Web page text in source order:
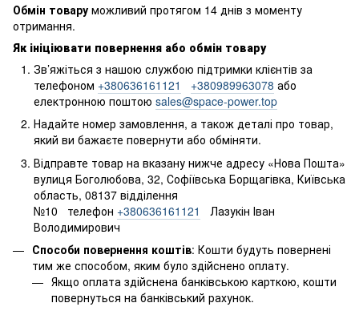
Обмін товару можливий протягом 14 днів з моменту
отримання.
Як ініціювати повернення або обмін товару
Зв’яжіться з нашою службою підтримки клієнтів за
телефоном +380636161121 +380989963078 або
електронною поштою sales@space-power.top
Надайте номер замовлення, а також деталі про товар,
який ви бажаєте повернути або обміняти.
Відправте товар на вказану нижче адресу «Нова Пошта»
вулиця Боголюбова, 32, Софіївська Борщагівка, Київська
область, 08137 відділення
№10 телефон +380636161121
Лазукін Іван
Володимирович
Способи повернення коштів: Кошти будуть повернені
тим же способом, яким було здійснено оплату.
Якщо оплата здійснена банківською карткою, кошти
повернуться на банківський рахунок.